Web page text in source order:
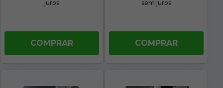
juros
COMPRAR
sem juros
COMPRAR